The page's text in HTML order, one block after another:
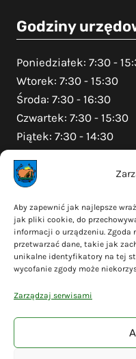
Aby zapewnić jak najlepsze
jak pliki cookie, do
informacji o urządzeniu. Zgoda
przetwarzać dane, takie jak
unikalne identyfikatory na tej
wycofanie zgody może
Zarządzaj serwisami
Godziny
Poniedziałek: 7:30 -
Wtorek: 7:30 - 15:30
Środa: 7:30 - 16:30
Czwartek: 7:30 - 15:30
Piątek: 7:30 - 14:30
Na skróty
Polityka prywatności
Polityka plików
Deklaracja
Mapa serwisu